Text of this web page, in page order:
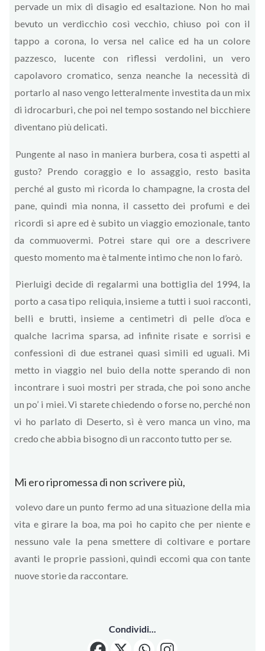
pervade un mix di disagio ed esaltazione. Non ho mai
bevuto un verdicchio così vecchio, chiuso poi con il
tappo a corona, lo versa nel calice ed ha un colore
pazzesco, lucente con riflessi verdolini, un vero
capolavoro cromatico, senza neanche la necessità di
portarlo al naso vengo letteralmente investita da un mix
di idrocarburi, che poi nel tempo sostando nel bicchiere
diventano più delicati.
Pungente al naso in maniera burbera, cosa ti aspetti al
gusto? Prendo coraggio e lo assaggio, resto basita
perché al gusto mi ricorda lo champagne, la crosta del
pane, quindi mia nonna, il cassetto dei profumi e dei
ricordi si apre ed è subito un viaggio emozionale, tanto
da commuovermi. Potrei stare qui ore a descrivere
questo momento ma è talmente intimo che non lo farò.
Pierluigi decide di regalarmi una bottiglia del 1994, la
porto a casa tipo reliquia, insieme a tutti i suoi racconti,
belli e brutti, insieme a centimetri di pelle d’oca e
qualche lacrima sparsa, ad infinite risate e sorrisi e
confessioni di due estranei quasi simili ed uguali. Mi
metto in viaggio nel buio della notte sperando di non
incontrare i suoi mostri per strada, che poi sono anche
un po’ i miei. Vi starete chiedendo o forse no, perché non
vi ho parlato di Deserto, sì è vero manca un vino, ma
credo che abbia bisogno di un racconto tutto per se.
Mi ero ripromessa di non scrivere più,
volevo dare un punto fermo ad una situazione della mia
vita e girare la boa, ma poi ho capito che per niente e
nessuno vale la pena smettere di coltivare e portare
avanti le proprie passioni, quindi eccomi qua con tante
nuove storie da raccontare.
Condividi...